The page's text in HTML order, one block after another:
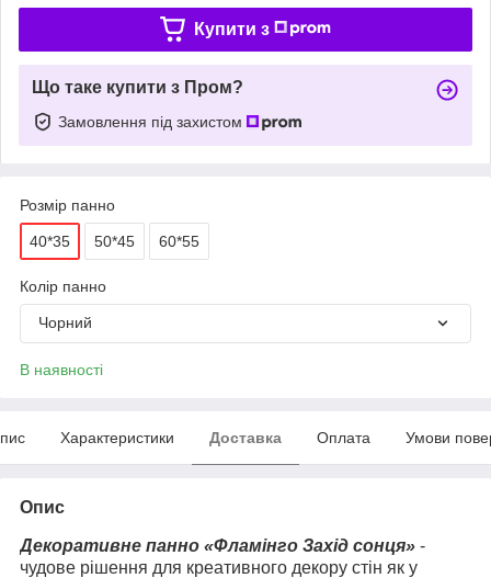
Купити з
Що таке купити з Пром?
Замовлення під захистом
Розмір панно
40*35 50*45 60*55
Колір панно
Чорний
В наявності
Характеристики Доставка Оплата Умови
Опис
Декоративне панно «Фламінго Захід сонця» -
чудове рішення для креативного декору стін як у